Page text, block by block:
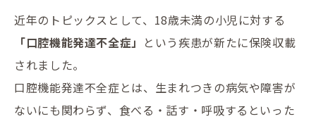
近年のトピックスとして、18歳未満の小児に対する
「口腔機能発達不全症」 という疾患が新たに保険収載
されました。
口腔機能発達不全症とは、生まれつきの病気や障害が
ないにも関わらず、食べる・話す・呼吸するといった